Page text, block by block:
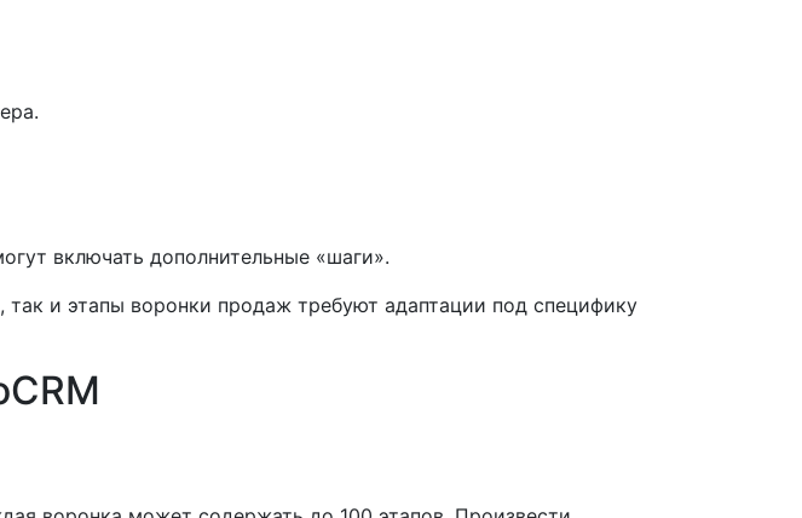
включать дополнительные «шаги».
и этапы воронки продаж требуют адаптации под специфику